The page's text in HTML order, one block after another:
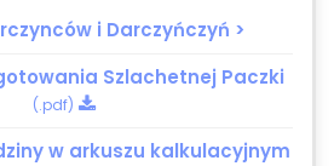
i Darczyńczyń >
Szlachetnej Paczki
(.pdf)
w arkuszu kalkulacyjnym